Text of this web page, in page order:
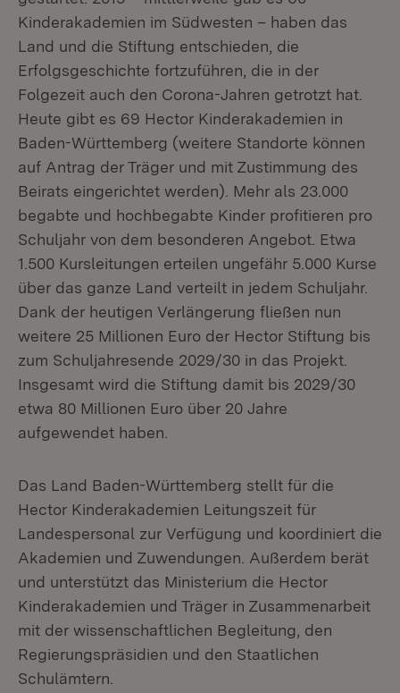
Kinderakademien im Südwesten ­– haben das
Land und die Stiftung entschieden, die
Erfolgsgeschichte fortzuführen, die in der
Folgezeit auch den Corona-Jahren getrotzt hat.
Heute gibt es 69 Hector Kinderakademien in
Baden-Württemberg (weitere Standorte können
auf Antrag der Träger und mit Zustimmung des
Beirats eingerichtet werden). Mehr als 23.000
begabte und hochbegabte Kinder profitieren pro
Schuljahr von dem besonderen Angebot. Etwa
1.500 Kursleitungen erteilen ungefähr 5.000 Kurse
über das ganze Land verteilt in jedem Schuljahr.
Dank der heutigen Verlängerung fließen nun
weitere 25 Millionen Euro der Hector Stiftung bis
zum Schuljahresende 2029/30 in das Projekt.
Insgesamt wird die Stiftung damit bis 2029/30
etwa 80 Millionen Euro über 20 Jahre
aufgewendet haben.
Das Land Baden-Württemberg stellt für die
Hector Kinderakademien Leitungszeit für
Landespersonal zur Verfügung und koordiniert die
Akademien und Zuwendungen. Außerdem berät
und unterstützt das Ministerium die Hector
Kinderakademien und Träger in Zusammenarbeit
mit der wissenschaftlichen Begleitung, den
Regierungspräsidien und den Staatlichen
Schulämtern.